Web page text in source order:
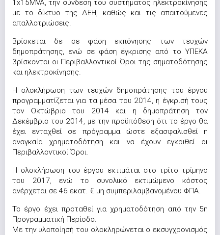
1x15MVA, την σύνδεση του συστήματος ηλεκτροκίνησης
με το δίκτυο της ΔΕΗ, καθώς και τις απαιτούμενες
απαλλοτριώσεις.
Βρίσκεται δε σε φάση εκπόνησης των τευχών
δημοπράτησης, ενώ σε φάση έγκρισης από το ΥΠΕΚΑ
βρίσκονται οι Περιβαλλοντικοί Όροι της σηματοδότησης
και ηλεκτροκίνησης.
Η ολοκλήρωση των τευχών δημοπράτησης του έργου
προγραμματίζεται για τα μέσα του 2014, η έγκρισή τους
τον Οκτώβριο του 2014 και η δημοπράτηση τον
Δεκέμβριο του 2014, με την προϋπόθεση ότι το έργο θα
έχει ενταχθεί σε πρόγραμμα ώστε εξασφαλισθεί η
αναγκαία χρηματοδότηση και να έχουν εγκριθεί οι
Περιβαλλοντικοί Όροι.
Η ολοκλήρωση του έργου εκτιμάται στο τρίτο τρίμηνο
του 2017, ενώ το συνολικό εκτιμώμενο κόστος
ανέρχεται σε 46 εκατ. € μη συμπεριλαμβανομένου ΦΠΑ.
Το έργο έχει προταθεί για χρηματοδότηση από την 5η
Προγραμματική Περίοδο.
Με την υλοποίησή του ολοκληρώνεται ο εκσυγχρονισμός